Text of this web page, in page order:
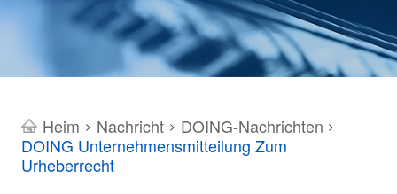
Heim > Nachricht> DOING-Nachrichten >
DOING Unternehmensmitteilung Zum
Urheberrecht